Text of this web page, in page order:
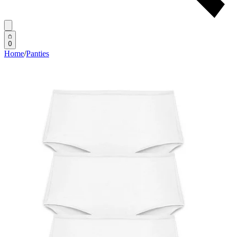
0
Home/Panties